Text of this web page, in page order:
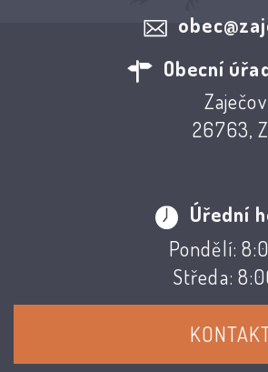
Obecní
26763,
Úřední
Pondělí:
Středa: